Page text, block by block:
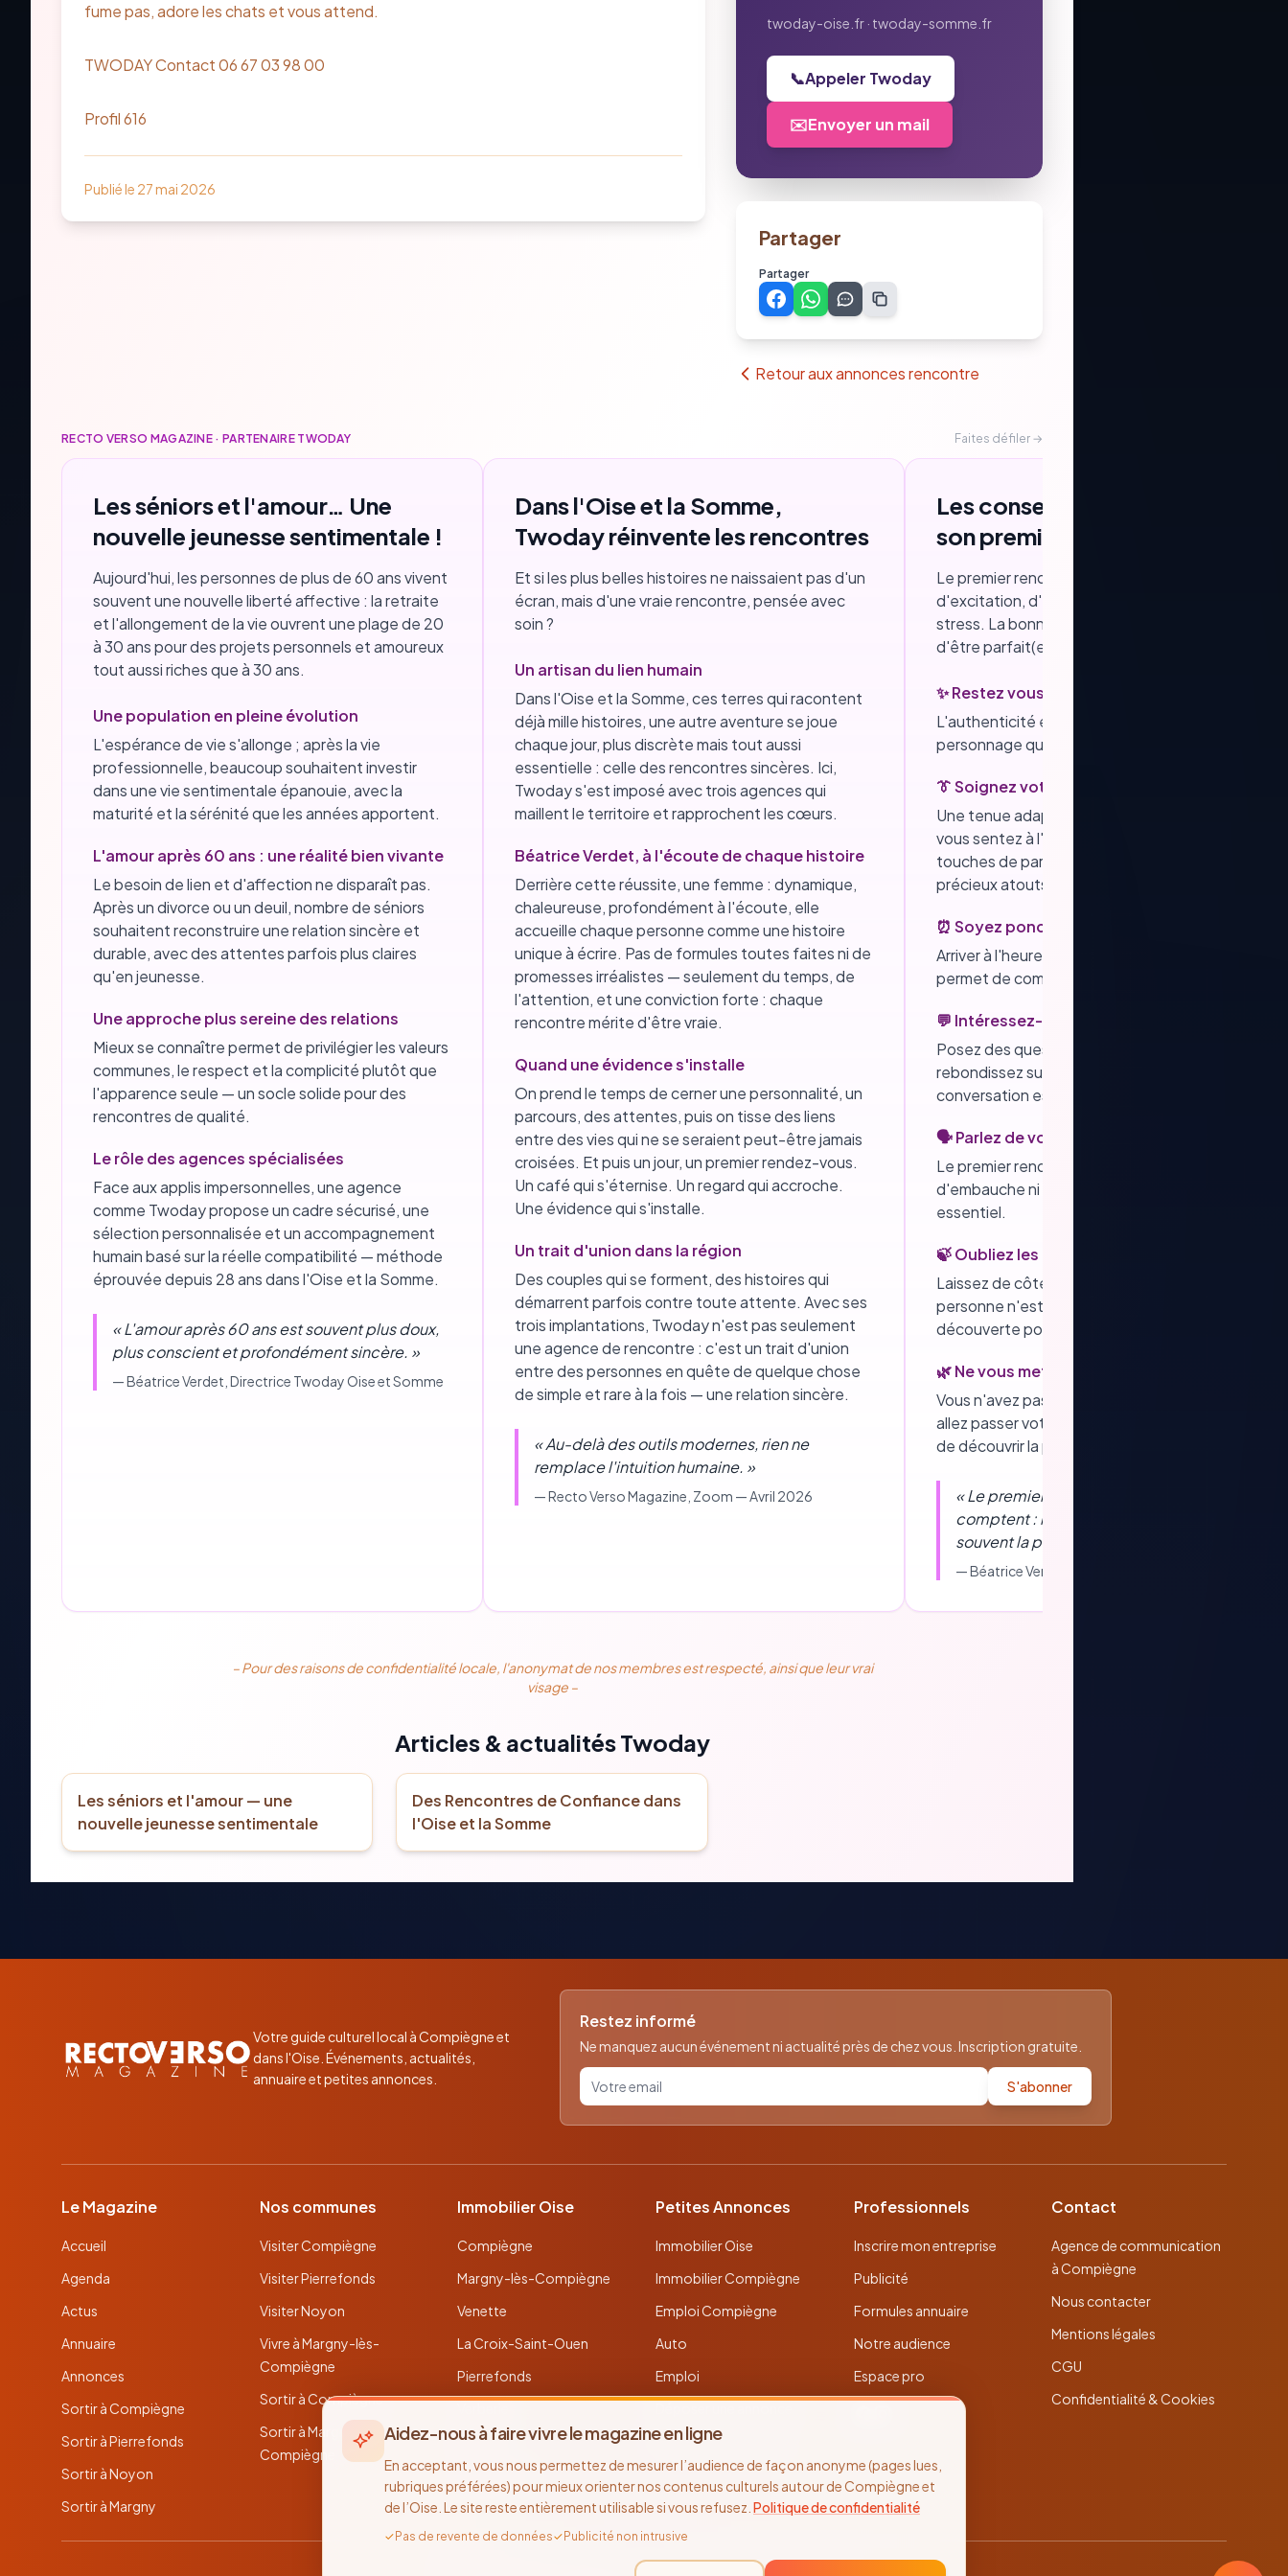
fume pas, adore les chats et vous attend.
TWODAY Contact 06 67 03 98 00
Profil 616
Publié le 27 mai 2026
twoday-oise.fr · twoday-somme.fr
📞Appeler Twoday
✉️Envoyer un mail
Partager
Partager
Retour aux annonces rencontre
RECTO VERSO MAGAZINE · PARTENAIRE TWODAY Faites défiler →
Les séniors et l'amour… Une
nouvelle jeunesse sentimentale !
Aujourd'hui, les personnes de plus de 60 ans vivent
souvent une nouvelle liberté affective : la retraite
et l'allongement de la vie ouvrent une plage de 20
à 30 ans pour des projets personnels et amoureux
tout aussi riches que à 30 ans.
Une population en pleine évolution
L'espérance de vie s'allonge ; après la vie
professionnelle, beaucoup souhaitent investir
dans une vie sentimentale épanouie, avec la
maturité et la sérénité que les années apportent.
L'amour après 60 ans : une réalité bien vivante
Le besoin de lien et d'affection ne disparaît pas.
Après un divorce ou un deuil, nombre de séniors
souhaitent reconstruire une relation sincère et
durable, avec des attentes parfois plus claires
qu'en jeunesse.
Une approche plus sereine des relations
Mieux se connaître permet de privilégier les valeurs
communes, le respect et la complicité plutôt que
l'apparence seule — un socle solide pour des
rencontres de qualité.
Le rôle des agences spécialisées
Face aux applis impersonnelles, une agence
comme Twoday propose un cadre sécurisé, une
sélection personnalisée et un accompagnement
humain basé sur la réelle compatibilité — méthode
éprouvée depuis 28 ans dans l'Oise et la Somme.
«L'amour après 60 ans est souvent plus doux,
plus conscient et profondément sincère. »
—Béatrice Verdet , Directrice Twoday Oise et Somme
Dans l'Oise et la Somme,
Twoday réinvente les rencontres
Et si les plus belles histoires ne naissaient pas d'un
écran, mais d'une vraie rencontre, pensée avec
soin ?
Un artisan du lien humain
Dans l'Oise et la Somme, ces terres qui racontent
déjà mille histoires, une autre aventure se joue
chaque jour, plus discrète mais tout aussi
essentielle : celle des rencontres sincères. Ici,
Twoday s'est imposé avec trois agences qui
maillent le territoire et rapprochent les cœurs.
Béatrice Verdet, à l'écoute de chaque histoire
Derrière cette réussite, une femme : dynamique,
chaleureuse, profondément à l'écoute, elle
accueille chaque personne comme une histoire
unique à écrire. Pas de formules toutes faites ni de
promesses irréalistes — seulement du temps, de
l'attention, et une conviction forte : chaque
rencontre mérite d'être vraie.
Quand une évidence s'installe
On prend le temps de cerner une personnalité, un
parcours, des attentes, puis on tisse des liens
entre des vies qui ne se seraient peut-être jamais
croisées. Et puis un jour, un premier rendez-vous.
Un café qui s'éternise. Un regard qui accroche.
Une évidence qui s'installe.
Un trait d'union dans la région
Des couples qui se forment, des histoires qui
démarrent parfois contre toute attente. Avec ses
trois implantations, Twoday n'est pas seulement
une agence de rencontre : c'est un trait d'union
entre des personnes en quête de quelque chose
de simple et rare à la fois — une relation sincère.
«Au-delà des outils modernes, rien ne
remplace l'intuition humaine. »
—Recto Verso Magazine , Zoom — Avril 2026
Les conseils de Béatrice : réussir
son premier rendez-vous
Le premier rendez-vous est souvent un mélange
d'excitation, d'espoir… et parfois d'un peu de
stress. La bonne nouvelle ? Vous n'avez pas
d'être parfait(e) pour faire bonne impression.
✨ Restez vous-même
L'authenticité est toujours plus séduisante qu'un
personnage que l'on essaie de jouer.
👔 Soignez votre présentation
Une tenue adaptée, propre et dans laquelle vous
vous sentez à l'aise, un sourire sincère et
touches de parfum (sans excès !) sont déjà de
précieux atouts.
⏰ Soyez ponctuel(le)
Arriver à l'heure est une marque de respect et
permet de commencer la rencontre sereinement.
💬 Intéressez-vous réellement à l'autre
Posez des questions, écoutez les réponses,
rebondissez sur ce qui est partagé. Une belle
conversation est avant tout un échange.
🗣️ Parlez de vous, sans monopoliser la parole
Le premier rendez-vous n'est ni un entretien
d'embauche ni un monologue. L'équilibre est
essentiel.
🍃 Oubliez les comparaisons
Laissez de côté les déceptions passées : cette
personne n'est pas votre ex et mérite d'être
découverte pour ce qu'elle est.
🌿 Ne vous mettez pas trop de pression
Vous n'avez pas à décider en une heure si vous
allez passer votre vie ensemble. Prenez le temps
de découvrir la personne en face de vous.
«Le premier regard et les premières minutes
comptent : ils ne font pas tout, mais ouvrent
souvent la porte à la suite.
—Béatrice Verdet
– Pour des raisons de confidentialité locale, l'anonymat de nos membres est respecté, ainsi que leur vrai
visage –
Articles & actualités Twoday
Les séniors et l'amour — une
nouvelle jeunesse sentimentale
Des Rencontres de Confiance dans
l'Oise et la Somme
Votre guide culturel local à Compiègne et
dans l'Oise. Événements, actualités,
annuaire et petites annonces.
Restez informé
Ne manquez aucun événement ni actualité près de chez vous. Inscription gratuite.
Votre email pour la newsletter S'abonner
Le Magazine
Accueil
Agenda
Actus
Annuaire
Annonces
Sortir à Compiègne
Sortir à Pierrefonds
Sortir à Noyon
Sortir à Margny
Nos communes
Visiter Compiègne
Visiter Pierrefonds
Visiter Noyon
Vivre à Margny-lès-
Compiègne
Sortir à Compiègne
Sortir à Margny-lès-
Compiègne
Immobilier Oise
Compiègne
Margny-lès-Compiègne
Venette
La Croix-Saint-Ouen
Pierrefonds
Noyon
Thourotte
Petites Annonces
Immobilier Oise
Immobilier Compiègne
Emploi Compiègne
Auto
Emploi
Toutes les annonces
Professionnels
Inscrire mon entreprise
Publicité
Formules annuaire
Notre audience
Espace pro
Contact
Agence de communication
à Compiègne
Nous contacter
Mentions légales
CGU
Confidentialité & Cookies
Aidez-nous à faire vivre le magazine en ligne
En acceptant, vous nous permettez de mesurer l’audience de façon anonyme (pages lues,
rubriques préférées) pour mieux orienter nos contenus culturels autour de Compiègne et
de l’Oise. Le site reste entièrement utilisable si vous refusez. Politique de confidentialité
✓ Pas de revente de données✓ Publicité non intrusive